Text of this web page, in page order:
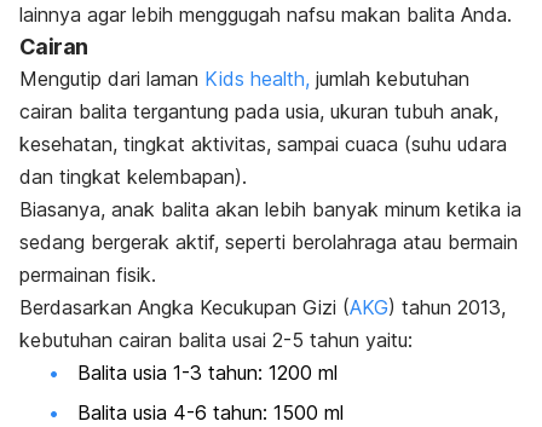
lainnya agar lebih menggugah nafsu makan balita Anda.
Cairan
Mengutip dari laman Kids health, jumlah kebutuhan
cairan balita tergantung pada usia, ukuran tubuh anak,
kesehatan, tingkat aktivitas, sampai cuaca (suhu udara
dan tingkat kelembapan).
Biasanya, anak balita akan lebih banyak minum ketika ia
sedang bergerak aktif, seperti berolahraga atau bermain
permainan fisik.
Berdasarkan Angka Kecukupan Gizi (AKG) tahun 2013,
kebutuhan cairan balita usai 2-5 tahun yaitu:
Balita usia 1-3 tahun: 1200 ml
Balita usia 4-6 tahun: 1500 ml